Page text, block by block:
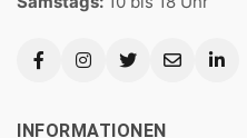
INFORMATIONEN